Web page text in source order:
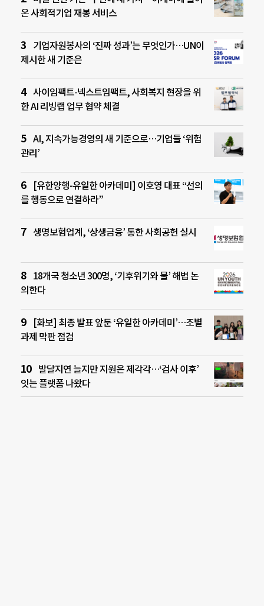
온 사회적기업 재봉 서비스
기업자원봉사의 ‘진짜 성과’는 무엇인가…UN이
제시한 새 기준은
사이임팩트-넥스트임팩트, 사회복지 현장을 위
한 AI 리빙랩 업무 협약 체결
AI, 지속가능경영의 새 기준으로…기업들 ‘위험
관리’
[유한양행-유일한 아카데미] 이호영 대표 “선의
를 행동으로 연결하라”
생명보험업계, ‘상생금융’ 통한 사회공헌 실시
18개국 청소년 300명, ‘기후위기와 물’ 해법 논
의한다
[화보] 최종 발표 앞둔 ‘유일한 아카데미’…조별
과제 막판 점검
발달지연 늘지만 지원은 제각각…‘검사 이후’
잇는 플랫폼 나왔다